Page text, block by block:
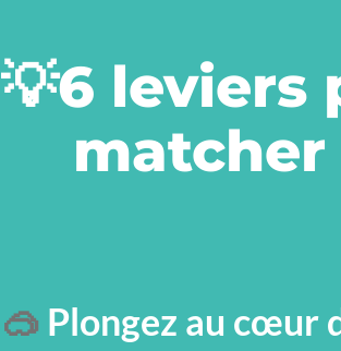
💡6
matcher
🥽 Plongez au cœur